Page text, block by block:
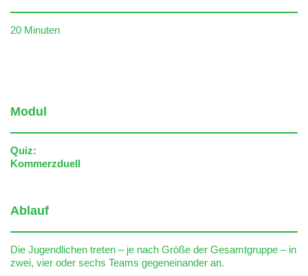
20 Minuten
Modul
Quiz:
Kommerzduell
Ablauf
Die Jugendlichen treten – je nach Größe der Gesamtgruppe – in
zwei, vier oder sechs Teams gegeneinander an.